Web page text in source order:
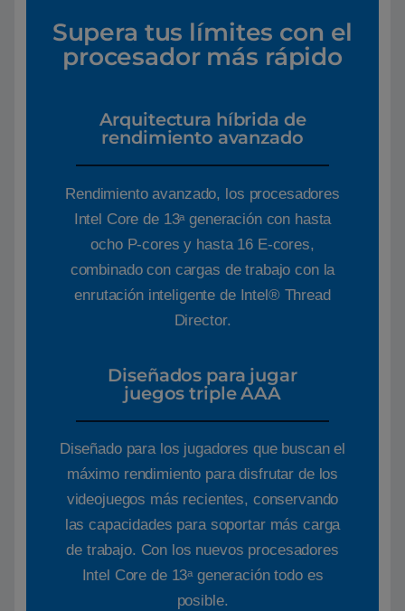
Supera tus límites con el
procesador más rápido
Arquitectura híbrida de
rendimiento avanzado
Rendimiento avanzado, los procesadores
Intel Core de 13ᵃ generación con hasta
ocho P-cores y hasta 16 E-cores,
combinado con cargas de trabajo con la
enrutación inteligente de Intel® Thread
Director.
Diseñados para jugar
juegos triple AAA
Diseñado para los jugadores que buscan el
máximo rendimiento para disfrutar de los
videojuegos más recientes, conservando
las capacidades para soportar más carga
de trabajo. Con los nuevos procesadores
Intel Core de 13ᵃ generación todo es
posible.